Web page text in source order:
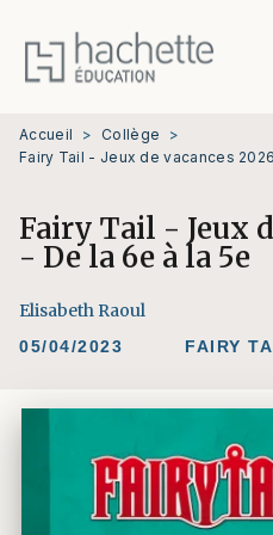
MENU RECHERCHE
PIED DE PAGE
Accueil > Collège
>
Fairy Tail - Jeux de vacances
Fairy Tail - Jeux
- De la 6e à la 5e
Elisabeth Raoul
05/04/2023 FAIRY